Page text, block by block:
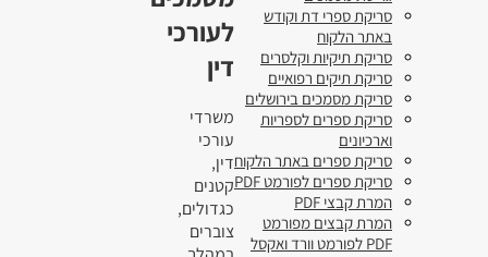
לעורכי
דין
משרדי
עורכי
דין,
קטנים
כגדולים,
צוברים
סריקת ספרי דת וקודש
באתר הלקוח
סריקת תיקיות וקלסרים
סריקת תיקים רפואיים
סריקת מסמכים בירושלים
סריקת ספרים לספריות
וארכיונים
סריקת ספרים באתר הלקוח
סריקת ספרים לפורמט PDF
המרת קבצי PDF
המרת קבצים מפורמט
PDF לפורמט וורד ואקסל